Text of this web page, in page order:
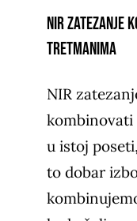
NIR zatezanje
tretmanima
NIR
kombinovati
u istoj
to dobar